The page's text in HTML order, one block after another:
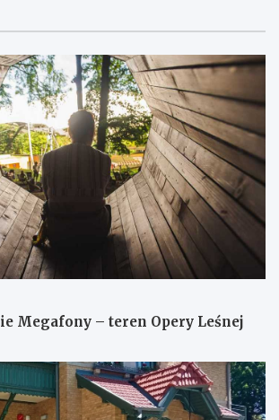
Megafony – teren Opery Leśnej